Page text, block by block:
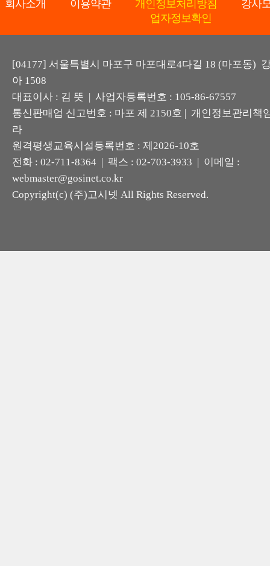
회사소개 이용약관 개인정보처리방침
강사
업자정보확인
[04177] 서울특별시 마포구 마포대로4다길 18 (마포동)
아 1508
대표이사 : 김 뜻 | 사업자등록번호 : 105-86-67557
통신판매업 신고번호 : 마포 제 2150호 | 개인정보관리책
라
원격평생교육시설등록번호 : 제2026-10호
전화 : 02-711-8364 | 팩스 : 02-703-3933 | 이메일 :
webmaster@gosinet.co.kr
Copyright(c) (주)고시넷 All Rights Reserved.